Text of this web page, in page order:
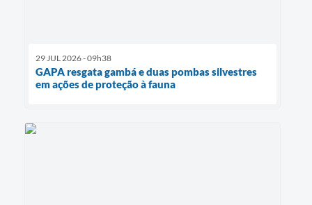
29 JUL 2026 - 09h38
GAPA resgata gambá e duas pombas silvestres
em ações de proteção à fauna